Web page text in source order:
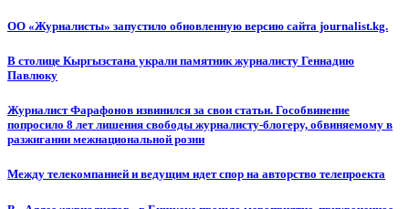
ОО «Журналисты» запустило обновленную версию сайта journalist.kg.
В столице Кыргызстана украли памятник журналисту Геннадию
Павлюку
Журналист Фарафонов извинился за свои статьи. Гособвинение
попросило 8 лет лишения свободы журналисту-блогеру, обвиняемому в
разжигании межнациональной розни
Между телекомпанией и ведущим идет спор на авторство телепроекта